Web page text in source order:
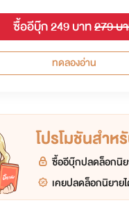
ซื้ออีบุ๊ก 249 บาท279 บ
ทดลองอ่าน
โปรโมชันสำห
ซื้ออีบุ๊กปลดล็อกนิ
เคยปลดล็อกนิยาย